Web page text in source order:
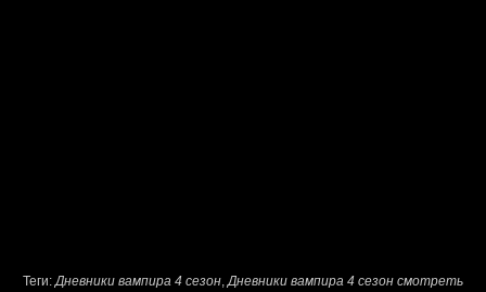
Теги:Дневники вампира 4 сезон,Дневники вампира 4 сезон смотреть